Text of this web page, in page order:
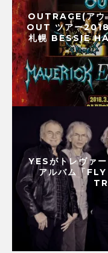
OUTRAGE(アウ
OUT ツアー
札幌 BESSIE
YESがトレヴァー
アルバム「